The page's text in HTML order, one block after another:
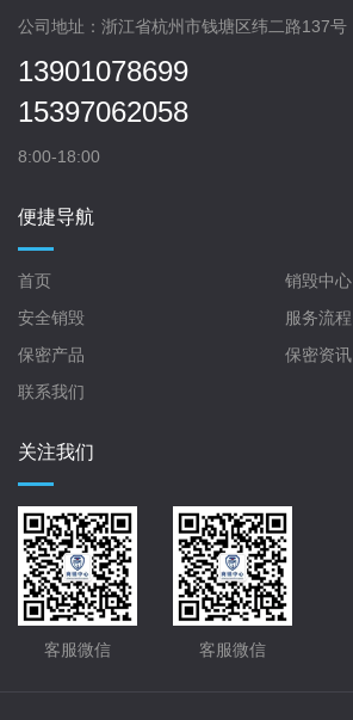
公司地址：浙江省杭州市钱塘区纬二路137号
13901078699
15397062058
8:00-18:00
便捷导航
首页
销毁中心
安全销毁
服务流程
保密产品
保密资讯
联系我们
关注我们
客服微信 客服微信